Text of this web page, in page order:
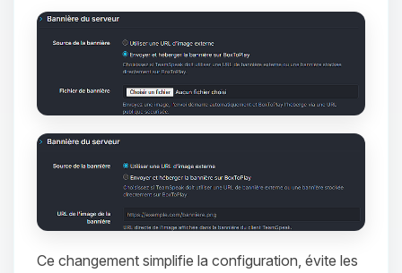
Ce changement simplifie la configuration, évite les